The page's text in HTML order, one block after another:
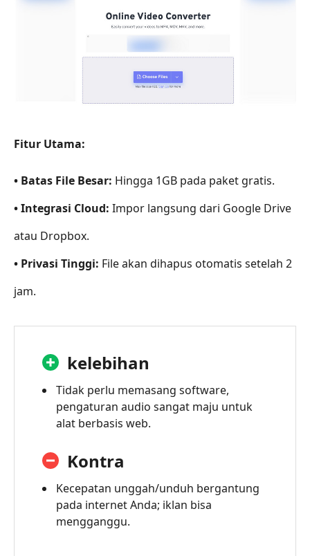
Fitur Utama:
• Batas File Besar: Hingga 1GB pada paket gratis.
• Integrasi Cloud: Impor langsung dari Google Drive
atau Dropbox.
• Privasi Tinggi: File akan dihapus otomatis setelah 2
jam.
kelebihan
Tidak perlu memasang software,
pengaturan audio sangat maju untuk
alat berbasis web.
Kontra
Kecepatan unggah/unduh bergantung
pada internet Anda; iklan bisa
mengganggu.